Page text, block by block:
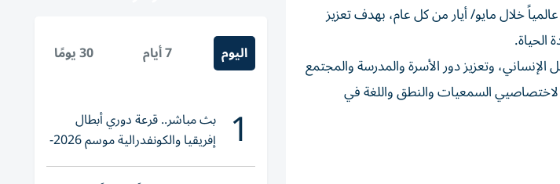
خلال مايو/ أيار من كل عام، بهدف تعزيز
الإنساني، وتعزيز دور الأسرة والمدرسة والمجتمع
السمعيات والنطق واللغة في
اليوم 7 أيام 30 يومًا
1 بث مباشر.. قرعة دوري أبطال
إفريقيا والكونفدرالية موسم 2026-
2027